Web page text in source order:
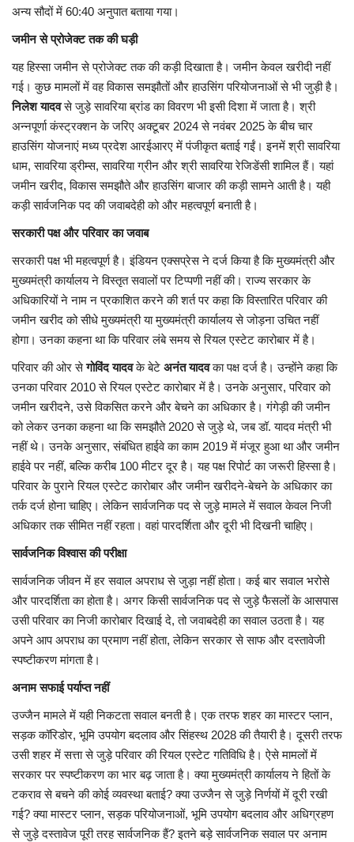
अन्य सौदों में 60:40 अनुपात बताया गया।
जमीन से प्रोजेक्ट तक की घड़ी
यह हिस्सा जमीन से प्रोजेक्ट तक की कड़ी दिखाता है। जमीन केवल खरीदी नहीं
गई। कुछ मामलों में वह विकास समझौतों और हाउसिंग परियोजनाओं से भी जुड़ी है।
निलेश यादवसे जुड़े सावरिया ब्रांड का विवरण भी इसी दिशा में जाता है। श्री
अन्नपूर्णा कंस्ट्रक्शन के जरिए अक्टूबर 2024 से नवंबर 2025 के बीच चार
हाउसिंग योजनाएं मध्य प्रदेश आरईआरए में पंजीकृत बताई गईं। इनमें श्री सावरिया
धाम, सावरिया ड्रीम्स, सावरिया ग्रीन और श्री सावरिया रेजिडेंसी शामिल हैं। यहां
जमीन खरीद, विकास समझौते और हाउसिंग बाजार की कड़ी सामने आती है। यही
कड़ी सार्वजनिक पद की जवाबदेही को और महत्वपूर्ण बनाती है।
सरकारी पक्ष और परिवार का जवाब
सरकारी पक्ष भी महत्वपूर्ण है। इंडियन एक्सप्रेस ने दर्ज किया है कि मुख्यमंत्री और
मुख्यमंत्री कार्यालय ने विस्तृत सवालों पर टिप्पणी नहीं की। राज्य सरकार के
अधिकारियों ने नाम न प्रकाशित करने की शर्त पर कहा कि विस्तारित परिवार की
जमीन खरीद को सीधे मुख्यमंत्री या मुख्यमंत्री कार्यालय से जोड़ना उचित नहीं
होगा। उनका कहना था कि परिवार लंबे समय से रियल एस्टेट कारोबार में है।
परिवार की ओर सेगोविंद यादवके बेटे अनंत यादवका पक्ष दर्ज है। उन्होंने कहा कि
उनका परिवार 2010 से रियल एस्टेट कारोबार में है। उनके अनुसार, परिवार को
जमीन खरीदने, उसे विकसित करने और बेचने का अधिकार है। गंगेड़ी की जमीन
को लेकर उनका कहना था कि समझौते 2020 से जुड़े थे, जब डॉ. यादव मंत्री भी
नहीं थे। उनके अनुसार, संबंधित हाईवे का काम 2019 में मंजूर हुआ था और जमीन
हाईवे पर नहीं, बल्कि करीब 100 मीटर दूर है। यह पक्ष रिपोर्ट का जरूरी हिस्सा है।
परिवार के पुराने रियल एस्टेट कारोबार और जमीन खरीदने-बेचने के अधिकार का
तर्क दर्ज होना चाहिए। लेकिन सार्वजनिक पद से जुड़े मामले में सवाल केवल निजी
अधिकार तक सीमित नहीं रहता। वहां पारदर्शिता और दूरी भी दिखनी चाहिए।
सार्वजनिक विश्वास की परीक्षा
सार्वजनिक जीवन में हर सवाल अपराध से जुड़ा नहीं होता। कई बार सवाल भरोसे
और पारदर्शिता का होता है। अगर किसी सार्वजनिक पद से जुड़े फैसलों के आसपास
उसी परिवार का निजी कारोबार दिखाई दे, तो जवाबदेही का सवाल उठता है। यह
अपने आप अपराध का प्रमाण नहीं होता, लेकिन सरकार से साफ और दस्तावेजी
स्पष्टीकरण मांगता है।
अनाम सफाई पर्याप्त नहीं
उज्जैन मामले में यही निकटता सवाल बनती है। एक तरफ शहर का मास्टर प्लान,
सड़क कॉरिडोर, भूमि उपयोग बदलाव और सिंहस्थ 2028 की तैयारी है। दूसरी तरफ
उसी शहर में सत्ता से जुड़े परिवार की रियल एस्टेट गतिविधि है। ऐसे मामलों में
सरकार पर स्पष्टीकरण का भार बढ़ जाता है। क्या मुख्यमंत्री कार्यालय ने हितों के
टकराव से बचने की कोई व्यवस्था बताई? क्या उज्जैन से जुड़े निर्णयों में दूरी रखी
गई? क्या मास्टर प्लान, सड़क परियोजनाओं, भूमि उपयोग बदलाव और अधिग्रहण
से जुड़े दस्तावेज पूरी तरह सार्वजनिक हैं? इतने बड़े सार्वजनिक सवाल पर अनाम